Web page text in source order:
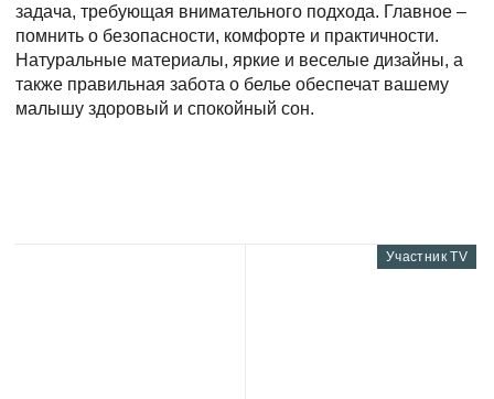
задача, требующая внимательного подхода. Главное –
помнить о безопасности, комфорте и практичности.
Натуральные материалы, яркие и веселые дизайны, а
также правильная забота о белье обеспечат вашему
малышу здоровый и спокойный сон.
Участник TV